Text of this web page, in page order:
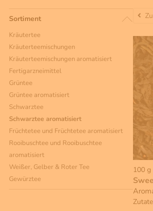
Sortiment
Kräutertee
Kräuterteemischungen
Kräuterteemischungen aromatisiert
Fertigarzneimittel
Grüntee
Grüntee aromatisiert
Schwarztee
Schwarztee aromatisiert
Früchtetee und Früchtetee aromatisiert
Rooibuschtee und Rooibuschtee
aromatisiert
Weißer, Gelber & Roter Tee
Gewürztee
100 g